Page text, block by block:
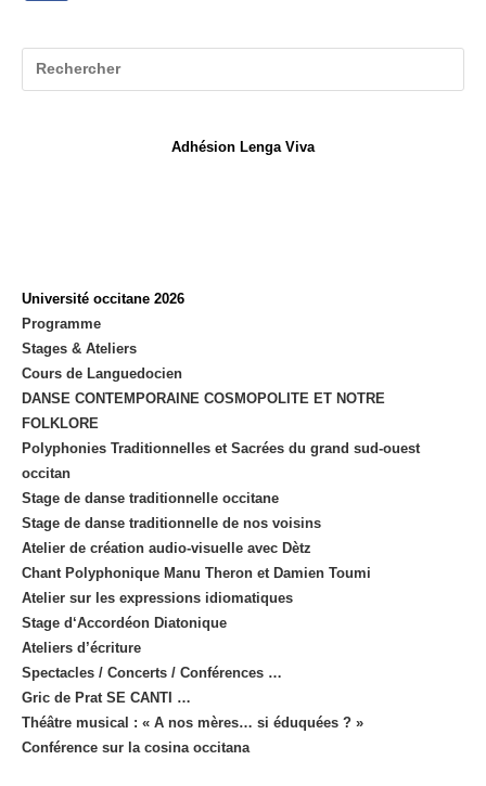
un
nouvel
Adhésion Lenga Viva
Université occitane 2026
Programme
Stages & Ateliers
Cours de Languedocien
DANSE CONTEMPORAINE COSMOPOLITE ET NOTRE
FOLKLORE
Polyphonies Traditionnelles et Sacrées du grand sud-ouest
occitan
Stage de danse traditionnelle occitane
Stage de danse traditionnelle de nos voisins
Atelier de création audio-visuelle avec Dètz
Chant Polyphonique Manu Theron et Damien Toumi
Atelier sur les expressions idiomatiques
Stage d‘Accordéon Diatonique
Ateliers d’écriture
Spectacles / Concerts / Conférences …
Gric de Prat SE CANTI …
Théâtre musical : « A nos mères… si éduquées ? »
Conférence sur la cosina occitana